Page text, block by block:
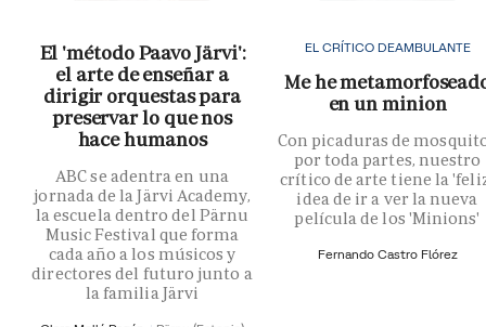
El 'método Paavo Järvi':
el arte de enseñar a
dirigir orquestas para
preservar lo que nos
hace humanos
ABC se adentra en una
jornada de la Järvi Academy,
la escuela dentro del Pärnu
Music Festival que forma
cada año a los músicos y
directores del futuro junto a
la familia Järvi
EL CRÍTICO DEAMBULANTE
Me he
en un minion
Con picaduras de
por toda partes, nuestro
crítico de arte tiene la
idea de ir a ver la nueva
película de los 'Minions'
Fernando Castro Flórez